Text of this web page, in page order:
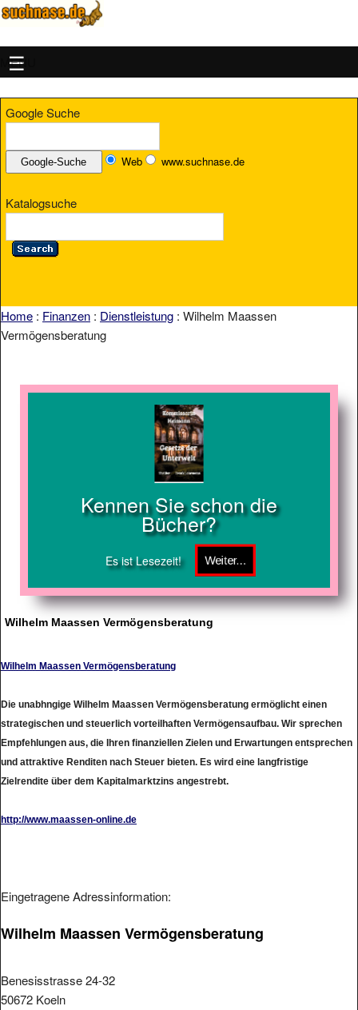
MENU
Google Suche
Web www.suchnase.de
Katalogsuche
Home : Finanzen : Dienstleistung : Wilhelm Maassen
Vermögensberatung
Kennen Sie schon die
Bücher?
Es ist Lesezeit!
Wilhelm Maassen Vermögensberatung
Wilhelm Maassen Vermögensberatung
Die unabhngige Wilhelm Maassen Vermögensberatung ermöglicht einen
strategischen und steuerlich vorteilhaften Vermögensaufbau. Wir sprechen
Empfehlungen aus, die Ihren finanziellen Zielen und Erwartungen entsprechen
und attraktive Renditen nach Steuer bieten. Es wird eine langfristige
Zielrendite über dem Kapitalmarktzins angestrebt.
http://www.maassen-online.de
Eingetragene Adressinformation:
Wilhelm Maassen Vermögensberatung
Benesisstrasse 24-32
50672 Koeln